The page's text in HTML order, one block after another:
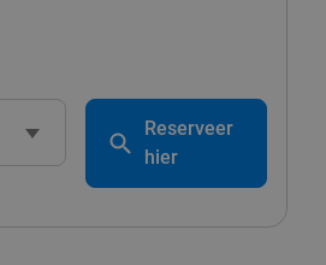
Reserveer
hier